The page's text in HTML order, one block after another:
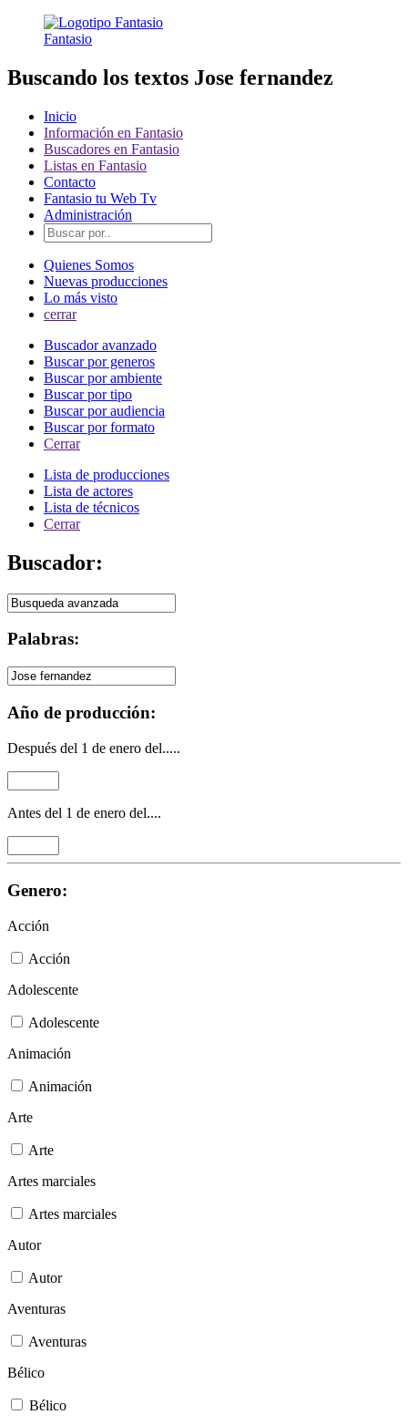
Fantasio
Buscando los textos Jose fernandez
Inicio
Información en Fantasio
Buscadores en Fantasio
Listas en Fantasio
Contacto
Fantasio tu Web Tv
Administración
Quienes Somos
Nuevas producciones
Lo más visto
cerrar
Buscador avanzado
Buscar por generos
Buscar por ambiente
Buscar por tipo
Buscar por audiencia
Buscar por formato
Cerrar
Lista de producciones
Lista de actores
Lista de técnicos
Cerrar
Buscador:
Palabras:
Año de producción:
Después del 1 de enero del.....
Antes del 1 de enero del....
Genero:
Acción
Acción
Adolescente
Adolescente
Animación
Animación
Arte
Arte
Artes marciales
Artes marciales
Autor
Autor
Aventuras
Aventuras
Bélico
Bélico